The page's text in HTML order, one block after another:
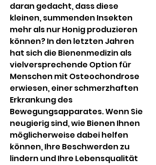
daran gedacht, dass diese
kleinen, summenden Insekten
mehr als nur Honig produzieren
können? In den letzten Jahren
hat sich die Bienenmedizin als
vielversprechende Option für
Menschen mit Osteochondrose
erwiesen, einer schmerzhaften
Erkrankung des
Bewegungsapparates. Wenn Sie
neugierig sind, wie Bienen Ihnen
möglicherweise dabei helfen
können, Ihre Beschwerden zu
lindern und Ihre Lebensqualität